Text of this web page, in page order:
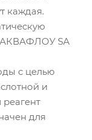
каждая.
АКВАФЛОУ SA
с целью
и
для